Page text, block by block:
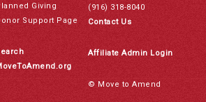
Giving
Support Page
(916) 318-8040
Contact Us
Affiliate Admin Login
© Move to Amend